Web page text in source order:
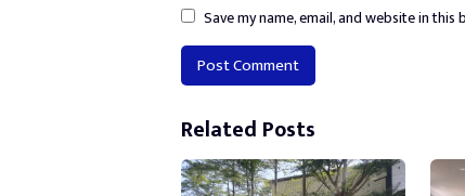
Save my name, email, and website in
Alternative:
Related Posts